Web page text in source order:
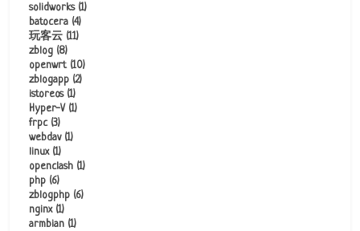
solidworks(1)
batocera (4)
玩客云 (11)
zblog (8)
openwrt(10)
zblogapp (2)
istoreos(1)
Hyper-V(1)
frpc(3)
webdav(1)
linux(1)
openclash (1)
php (6)
zblogphp (6)
nginx(1)
armbian (1)